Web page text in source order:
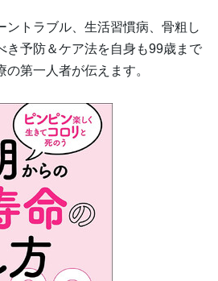
ントラブル、生活習慣病、骨粗し
き予防＆ケア法を自身も99歳まで
第一人者が伝えます。